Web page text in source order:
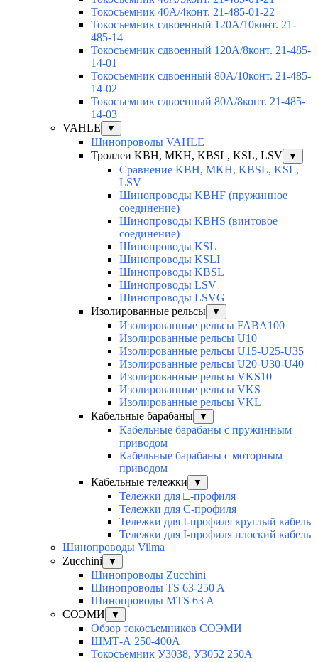
Токосъемник 40А/4конт. 21-485-01-22
Токосъемник сдвоенный 120А/10конт. 21-
485-14
Токосъемник сдвоенный 120А/8конт. 21-485-
14-01
Токосъемник сдвоенный 80А/10конт. 21-485-
14-02
Токосъемник сдвоенный 80А/8конт. 21-485-
14-03
VAHLE
▼
Шинопроводы VAHLE
Троллеи KBH, MKH, KBSL, KSL, LSV
▼
Сравнение KBH, MKH, KBSL, KSL,
LSV
Шинопроводы KBHF (пружинное
соединение)
Шинопроводы KBHS (винтовое
соединение)
Шинопроводы KSL
Шинопроводы KSLI
Шинопроводы KBSL
Шинопроводы LSV
Шинопроводы LSVG
Изолированные рельсы
▼
Изолированные рельсы FABA100
Изолированные рельсы U10
Изолированные рельсы U15-U25-U35
Изолированные рельсы U20-U30-U40
Изолированные рельсы VKS10
Изолированные рельсы VKS
Изолированные рельсы VKL
Кабельные барабаны
▼
Кабельные барабаны с пружинным
приводом
Кабельные барабаны с моторным
приводом
Кабельные тележки
▼
Тележки для □-профиля
Тележки для С-профиля
Тележки для I-профиля круглый кабель
Тележки для I-профиля плоский кабель
Шинопроводы Vilma
Zucchini
▼
Шинопроводы Zucchini
Шинопроводы TS 63-250 A
Шинопроводы MTS 63 A
СОЭМИ
▼
Обзор токосъемников СОЭМИ
ШМТ-А 250-400А
Токосъемник У3038, У3052 250А